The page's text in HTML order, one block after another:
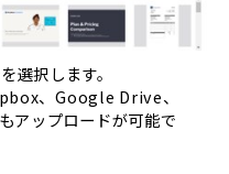
選択します。
、Google Drive、
アップロードが可能で